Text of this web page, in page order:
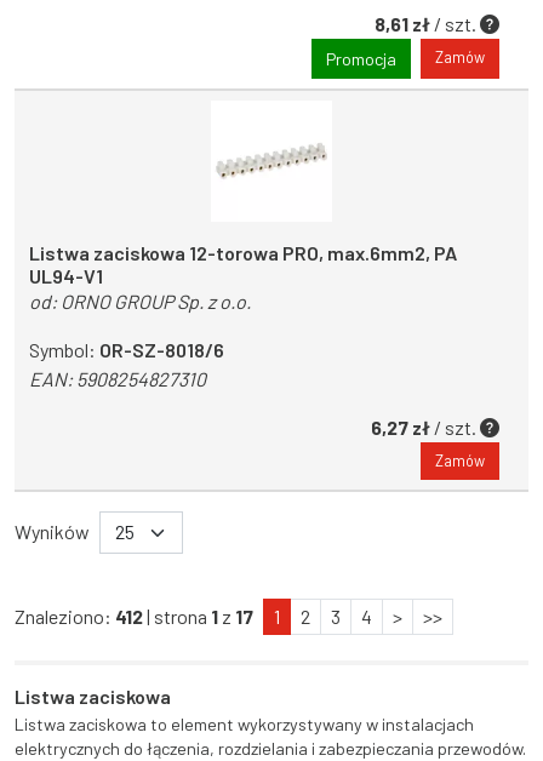
8,61 zł / szt.
Promocja Zamów
Listwa zaciskowa 12-torowa PRO, max.6mm2, PA
UL94-V1
od: ORNO GROUP Sp. z o.o.
Symbol: OR-SZ-8018/6
EAN:5908254827310
6,27 zł / szt.
Zamów
Wyników
Znaleziono: 412| strona 1 z 17 1 2 3 4 > >>
Listwa zaciskowa
Listwa zaciskowa to element wykorzystywany w instalacjach
elektrycznych do łączenia, rozdzielania i zabezpieczania przewodów.